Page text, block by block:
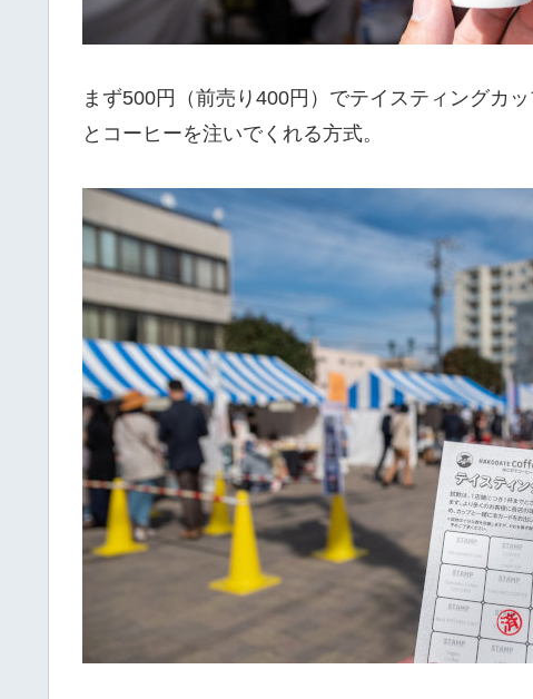
まず500円（前売り400円）でテイスティングカ
とコーヒーを注いでくれる方式。